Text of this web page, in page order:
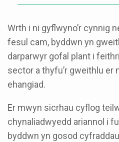
Wrth i ni gyflwyno’r cynnig
fesul cam, byddwn yn
darparwyr gofal plant i
sector a thyfu’r gweithlu er
ehangiad.
Er mwyn sicrhau cyflog
chynaliadwyedd ariannol i
byddwn yn gosod